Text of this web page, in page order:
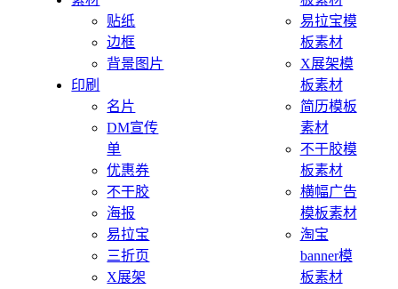
贴纸
边框
背景图片
印刷
名片
DM宣传
单
优惠券
不干胶
海报
易拉宝
三折页
X展架
易拉宝模
板素材
X展架模
板素材
简历模板
素材
不干胶模
板素材
横幅广告
模板素材
淘宝
banner模
板素材